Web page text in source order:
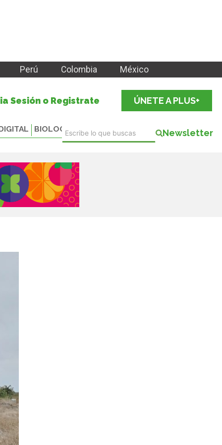
Perú Colombia México
Sesión o Registrate ÚNETE A PLUS+
BIOLOGICALS Newsletter